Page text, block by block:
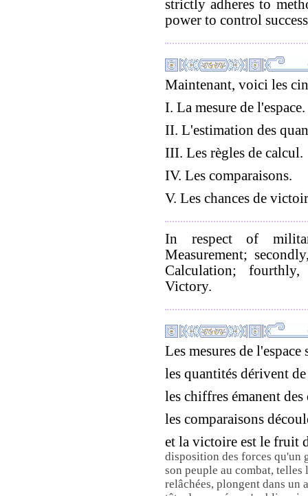
strictly adheres to
power to control
Maintenant, voici les
I. La mesure de l'espace.
II. L'estimation des
III. Les règles de calcul.
IV. Les comparaisons.
V. Les chances de
In respect of
Measurement;
Calculation;
Victory.
Les mesures de
les quantités dérivent
les chiffres émanent
les comparaisons
et la victoire est le fruit
disposition des forces qu'un
son peuple au combat, telles
relâchées, plongent dans un